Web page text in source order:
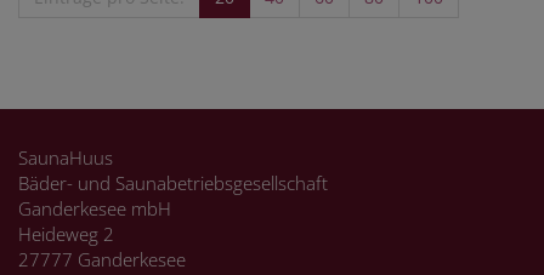
SaunaHuus
Bäder- und Saunabetriebsgesellschaft
Ganderkesee mbH
Heideweg 2
27777 Ganderkesee